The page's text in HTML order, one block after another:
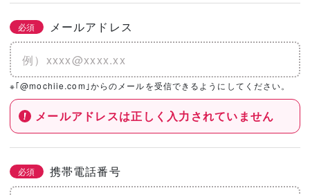
必須 メールアドレス
※｢@mochiie.com｣からのメールを受信できるようにしてください。
メールアドレスは正しく入力されていません
必須 携帯電話番号